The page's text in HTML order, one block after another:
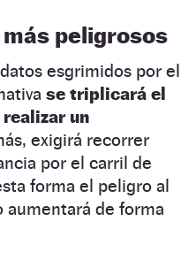
peligrosos
esgrimidos por el
se triplicará el
un
exigirá recorrer
por el carril de
forma el peligro al
aumentará de forma